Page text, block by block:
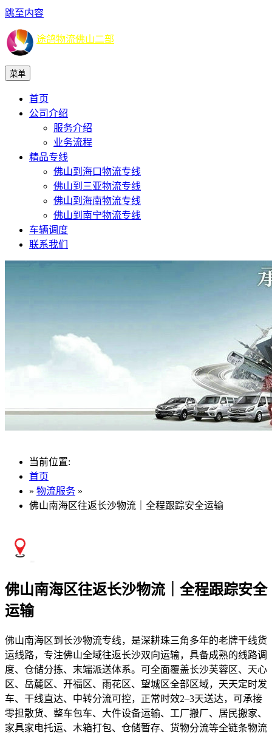
跳至内容
途鸽物流佛山二部
菜单
首页
公司介绍
服务介绍
业务流程
精品专线
佛山到海口物流专线
佛山到三亚物流专线
佛山到海南物流专线
佛山到南宁物流专线
车辆调度
联系我们
当前位置:
首页
» 物流服务 »
佛山南海区往返长沙物流｜全程跟踪安全运输
佛山南海区往返长沙物流｜全程跟踪安全
运输
佛山南海区到长沙物流专线，是深耕珠三角多年的老牌干线货
运线路，专注佛山全域往返长沙双向运输，具备成熟的线路调
度、仓储分拣、末端派送体系。可全面覆盖长沙芙蓉区、天心
区、岳麓区、开福区、雨花区、望城区全部区域，天天定时发
车、干线直达、中转分流可控，正常时效2–3天送达，可承接
零担散货、整车包车、大件设备运输、工厂搬厂、居民搬家、
家具家电托运、木箱打包、仓储暂存、货物分流等全链条物流